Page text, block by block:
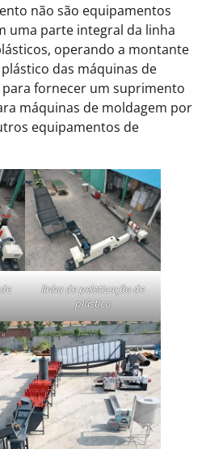
não são equipamentos
uma parte integral da linha
operando a montante
das máquinas de
fornecer um suprimento
máquinas de moldagem por
equipamentos de
linha de pelotização de
plástico